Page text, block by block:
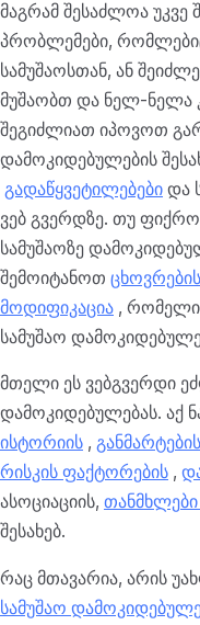
მაგრამ შესაძლოა უკვე
პრობლემები,
სამუშაოსთან, ან
მუშაობთ და ნელ-ნელა
შეგიძლიათ იპოვოთ
დამოკიდებულების
გადაწყვეტილებები და
ვებ გვერდზე. თუ
სამუშაოზე
შემოიტანოთ
მოდიფიკაცია ,
სამუშაო
მთელი ეს ვებგვერდი
დამოკიდებულებას. აქ
ისტორიის ,
რისკის ფაქტორების ,
ასოციაციის, თანმხლები
შესახებ.
რაც მთავარია, არის
სამუშაო